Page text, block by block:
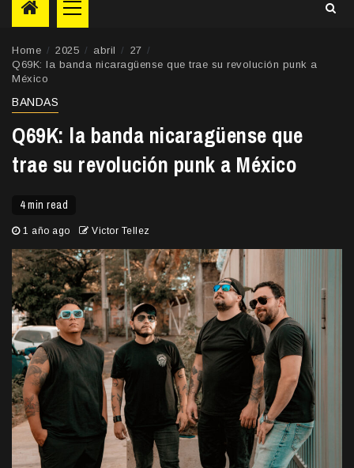
Primary
Menu
Home 2025 abril
27
Q69K: la banda nicaragüense que trae su revolución punk a
México
BANDAS
Q69K: la banda nicaragüense que
trae su revolución punk a México
4 min read
1 año ago Victor Tellez